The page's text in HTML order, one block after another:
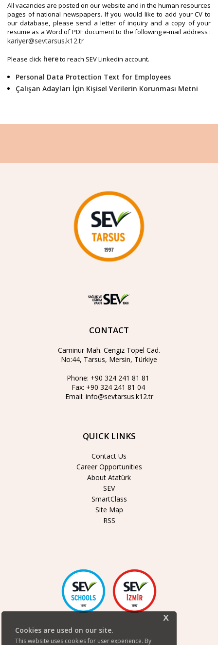
x
Cookies are used on our site.
This website uses cookies for user experience. By
All vacancies are posted on our website and in the human resources
pages of national newspapers. If you would like to add your CV to
our database, please send a letter of inquiry and a copy of your
resume as a Word of PDF document to the following e-mail address :
kariyer@sevtarsus.k12.tr
Please click hereto reach SEV Linkedin account.
Personal Data Protection Text for Employees
Çalışan Adayları İçin Kişisel Verilerin Korunması Metni
CONTACT
Caminur Mah. Cengiz Topel Cad.
No:44, Tarsus, Mersin, Türkiye
Phone: +90 324 241 81 81
Fax: +90 324 241 81 04
Email: info@sevtarsus.k12.tr
QUICK LINKS
Contact Us
Career Opportunities
About Atatürk
SEV
SmartClass
Site Map
RSS